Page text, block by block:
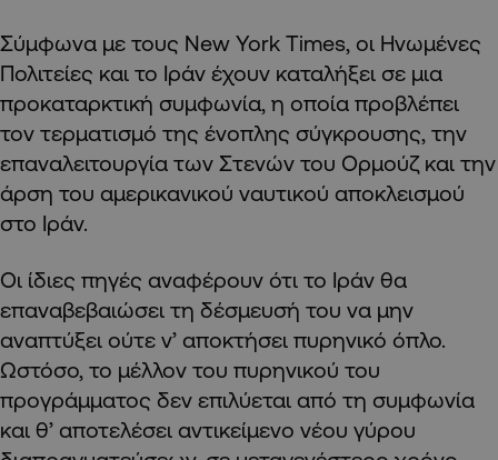
Σύμφωνα με τους New York Times, οι Ηνωμένες
Πολιτείες και το Ιράν έχουν καταλήξει σε μια
προκαταρκτική συμφωνία, η οποία προβλέπει
τον τερματισμό της ένοπλης σύγκρουσης, την
επαναλειτουργία των Στενών του Ορμούζ και την
άρση του αμερικανικού ναυτικού αποκλεισμού
στο Ιράν.
Οι ίδιες πηγές αναφέρουν ότι το Ιράν θα
επαναβεβαιώσει τη δέσμευσή του να μην
αναπτύξει ούτε ν’ αποκτήσει πυρηνικό όπλο.
Ωστόσο, το μέλλον του πυρηνικού του
προγράμματος δεν επιλύεται από τη συμφωνία
και θ’ αποτελέσει αντικείμενο νέου γύρου